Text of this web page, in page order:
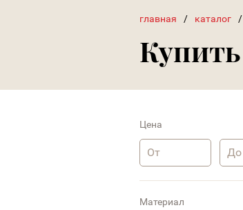
главная / каталог /
Цена
Материал